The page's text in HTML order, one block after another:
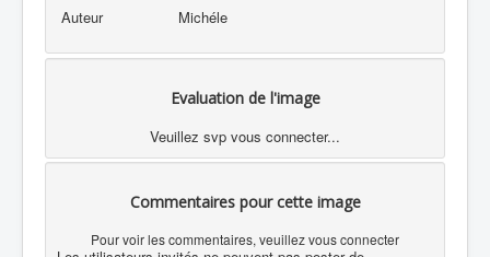
Auteur
Michéle
Evaluation de l'image
Veuillez svp vous connecter...
Commentaires pour cette image
Pour voir les commentaires, veuillez vous connecter